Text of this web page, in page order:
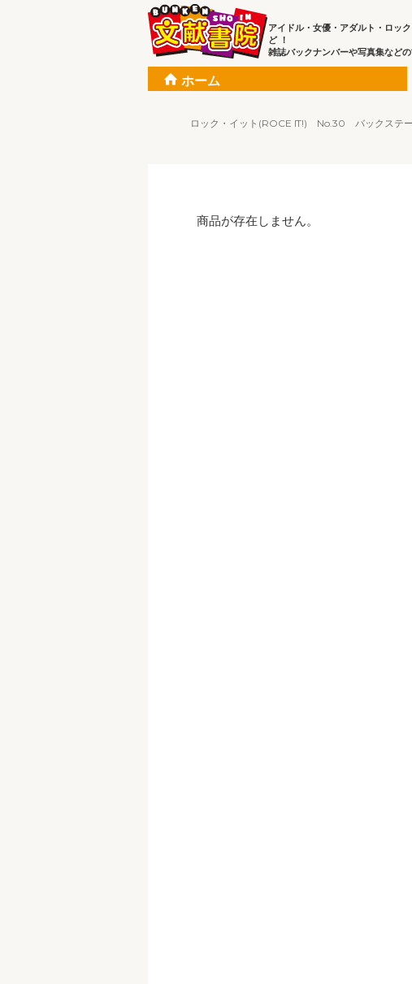
アイドル・女優・アダルト・ロッ
ど ！
雑誌バックナンバーや写真集など
ホーム
ロック・イット(ROCE IT!) No.30 バックステ
商品が存在しません。